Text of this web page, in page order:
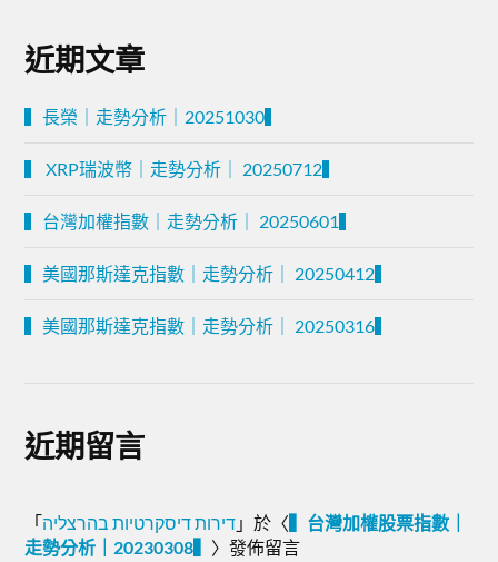
近期文章
▍長榮｜走勢分析｜20251030▍
▍ XRP瑞波幣｜走勢分析｜ 20250712▍
▍台灣加權指數｜走勢分析｜ 20250601▍
▍美國那斯達克指數｜走勢分析｜ 20250412▍
▍美國那斯達克指數｜走勢分析｜ 20250316▍
近期留言
「דירות דיסקרטיות בהרצליה 」於〈 ▍台灣加權股票指數｜
走勢分析｜20230308▍ 〉發佈留言